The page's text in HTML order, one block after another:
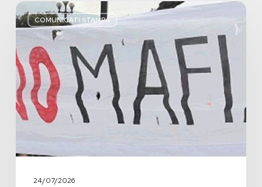
COMUNICATI STAMPA
Basta
bugie,
Regione
Lombardia
pratica
l’antimafia
solo
a
parole
24/07/2026